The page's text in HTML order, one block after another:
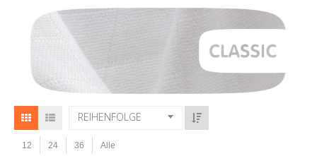
REIHENFOLGE
12 24 36 Alle